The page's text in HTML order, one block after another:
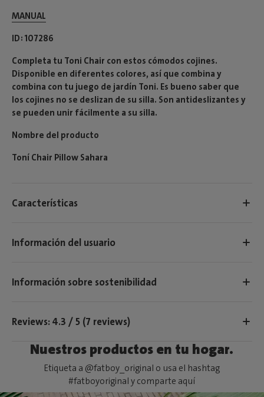
MANUAL
ID 107286
Completa tu Toni Chair con estos cómodos cojines.
Disponible en diferentes colores, así que combina y
combina con tu juego de jardín Toni. Es bueno saber que
los cojines no se deslizan de su silla. Son antideslizantes y
se pueden unir fácilmente a su silla.
Nombre del producto
Toní Chair Pillow Sahara
Características
Información del usuario
Información sobre sostenibilidad
Reviews: 4.3 / 5 (7 reviews)
Nuestros productos en tu hogar.
Etiqueta a @fatboy_original o usa el hashtag
#fatboyoriginal y comparte aquí